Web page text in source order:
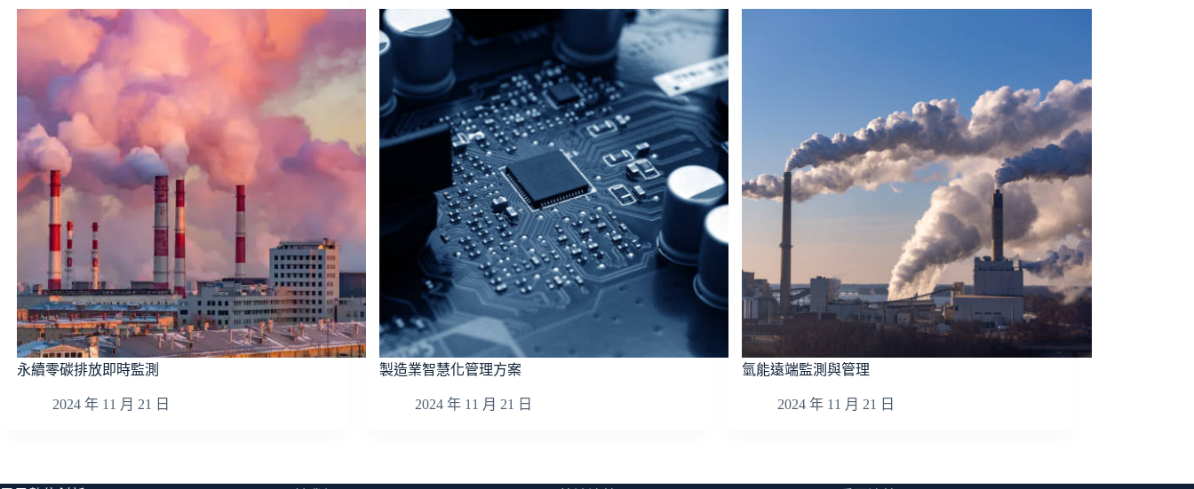
永續零碳排放即時監測
2024 年 11 月 21 日
製造業智慧化管理方案
2024 年 11 月 21 日
氫能遠端監測與管理
2024 年 11 月 21 日